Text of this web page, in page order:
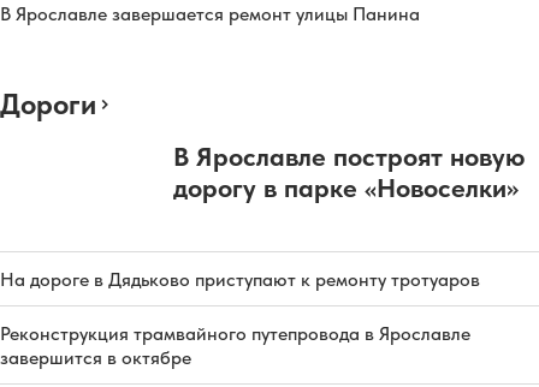
В Ярославле завершается ремонт улицы Панина
Дороги
В Ярославле построят новую
дорогу в парке «Новоселки»
На дороге в Дядьково приступают к ремонту тротуаров
Реконструкция трамвайного путепровода в Ярославле
завершится в октябре